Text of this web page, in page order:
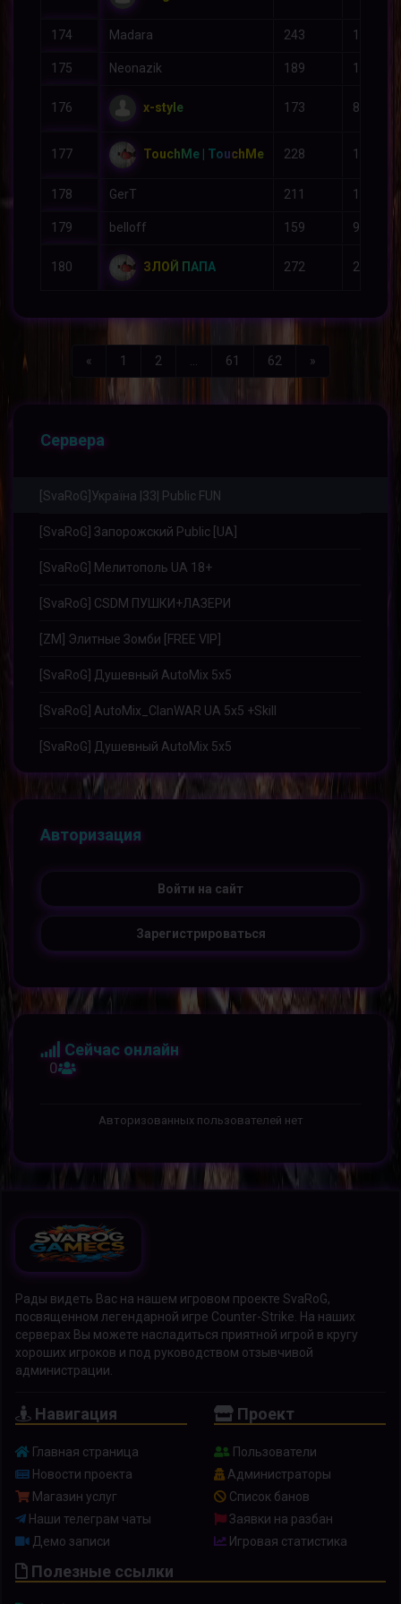
174 Madara 243 182
175 Neonazik 189 121
176 x-style 173 85
177 TouchMe | TouchMe 228 143
178 GerT 211 135
179 belloff 159 97
180 ЗЛОЙ ПАПА 272 209
«Назад1 2 61 62 »Вперед
Сервера
[SvaRoG]Україна |33| Public FUN
[SvaRoG] Запорожский Public [UA]
[SvaRoG] Мелитополь UA 18+
[SvaRoG] CSDM ПУШКИ+ЛАЗЕРИ
[ZM] Элитныe Зoмби [FREE VIP]
[SvaRoG] Душевный AutoMix 5x5
[SvaRoG] AutoMix_ClanWAR UA 5x5 +Skill
[SvaRoG] Душевный AutoMix 5x5
Авторизация
Войти на сайт
Зарегистрироваться
Сейчас онлайн
0
Авторизованных пользователей нет
Рады видеть Вас на нашем игровом проекте SvaRoG,
посвященном легендарной игре Counter-Strike. На наших
серверах Вы можете насладиться приятной игрой в кругу
хороших игроков и под руководством отзывчивой
администрации.
Навигация
Главная страница
Новости проекта
Магазин услуг
Наши телеграм чаты
Демо записи
Проект
Пользователи
Администраторы
Список банов
Заявки на разбан
Игровая статистика
Полезные ссылки